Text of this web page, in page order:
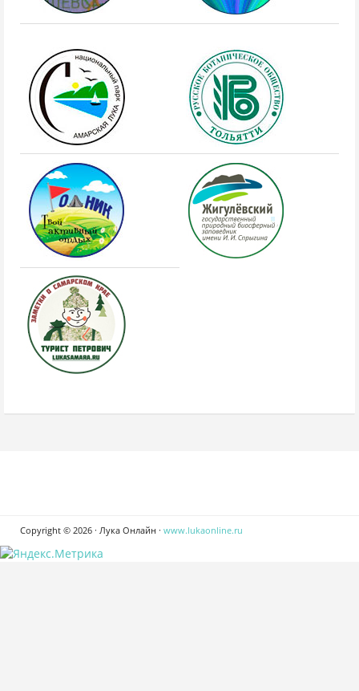
Copyright © 2026 · Лука Онлайн · www.lukaonline.ru